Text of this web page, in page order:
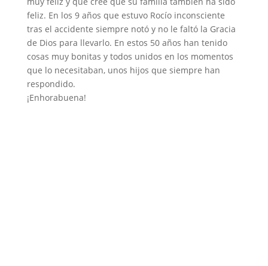
feliz. En los 9 años que estuvo Rocío inconsciente
tras el accidente siempre notó y no le faltó la Gracia
de Dios para llevarlo. En estos 50 años han tenido
cosas muy bonitas y todos unidos en los momentos
que lo necesitaban, unos hijos que siempre han
respondido.
¡Enhorabuena!